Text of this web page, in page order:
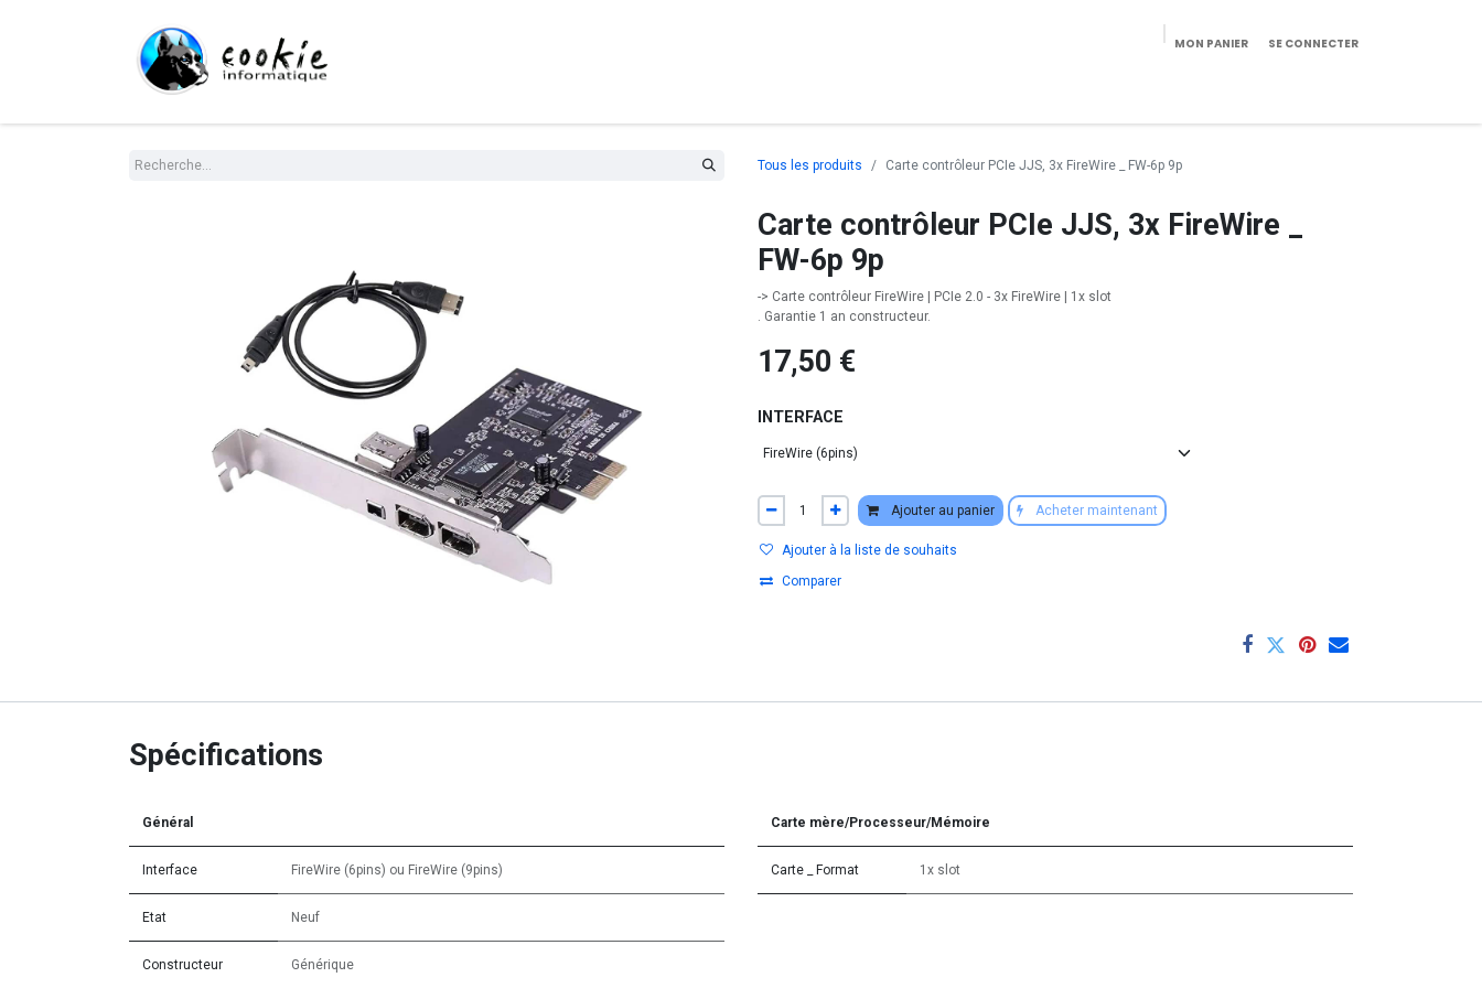
MON PANIER SE CONNECTER
Tous les produits Carte contrôleur PCIe JJS, 3x FireWire _ FW-6p 9p
Carte contrôleur PCIe JJS, 3x FireWire _
FW-6p 9p
-> Carte contrôleur FireWire | PCIe 2.0 - 3x FireWire | 1x slot
. Garantie 1 an constructeur.
17,50 €
INTERFACE
Ajouter au panier Acheter maintenant
Ajouter à la liste de souhaits
Comparer
Spécifications
Général
Interface FireWire (6pins) ou FireWire (9pins)
Etat Neuf
Constructeur Générique
Carte mère/Processeur/Mémoire
Carte _ Format 1x slot